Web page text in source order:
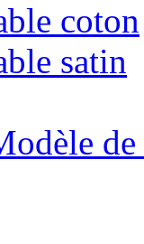
coton
satin
de